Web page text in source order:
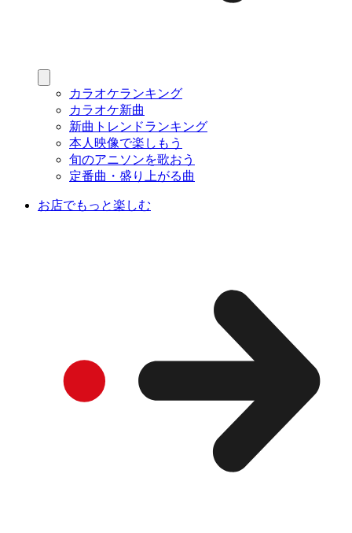
カラオケランキング
カラオケ新曲
新曲トレンドランキング
本人映像で楽しもう
旬のアニソンを歌おう
定番曲・盛り上がる曲
お店でもっと楽しむ